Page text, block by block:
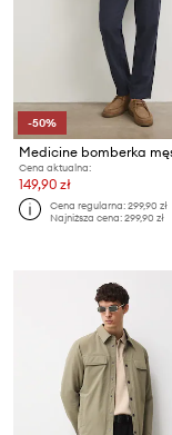
-50%
Cena aktualna:
149,90 zł
Cena regularna:299,90 zł
Najniższa cena:299,90 zł